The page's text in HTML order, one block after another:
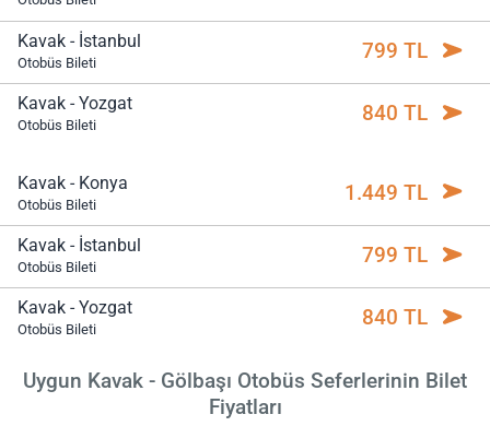
Kavak - İstanbul
Otobüs Bileti 799 TL
Kavak - Yozgat
Otobüs Bileti 840 TL
Kavak - Konya
Otobüs Bileti 1.449 TL
Kavak - İstanbul
Otobüs Bileti 799 TL
Kavak - Yozgat
Otobüs Bileti 840 TL
Uygun Kavak - Gölbaşı Otobüs Seferlerinin Bilet
Fiyatları